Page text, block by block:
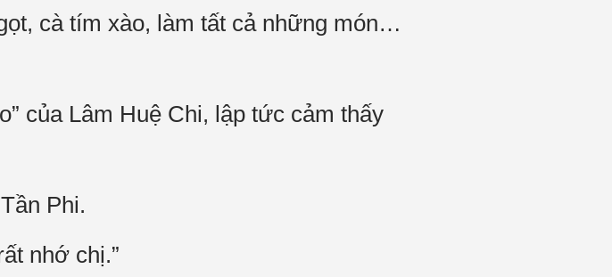
cà tím xào, làm tất cả những món…
của Lâm Huệ Chi, lập tức cảm thấy
Phi.
nhớ chị.”